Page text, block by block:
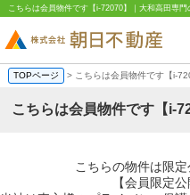
こちらは会員物件です【i-72070】｜大和高田専
TOPページ > こちらは会員物件です【i-
こちらは会員物件です【i-
こちらの物件は限定
【会員限定